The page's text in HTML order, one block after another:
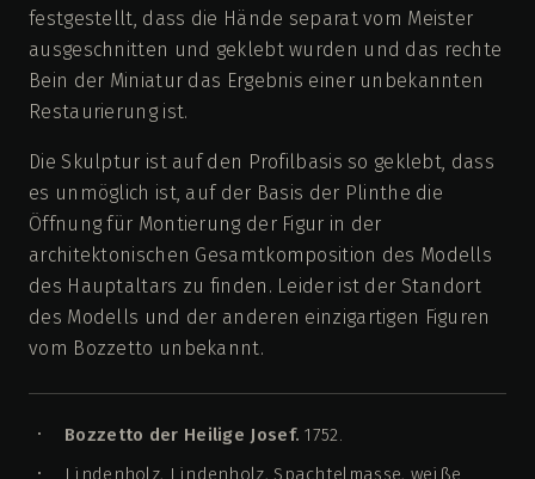
festgestellt, dass die Hände separat vom Meister
ausgeschnitten und geklebt wurden und das rechte
Bein der Miniatur das Ergebnis einer unbekannten
Restaurierung ist.
Die Skulptur ist auf den Profilbasis so geklebt, dass
es unmöglich ist, auf der Basis der Plinthe die
Öffnung für Montierung der Figur in der
architektonischen Gesamtkomposition des Modells
des Hauptaltars zu finden. Leider ist der Standort
des Modells und der anderen einzigartigen Figuren
vom Bozzetto unbekannt.
Bozzetto der Heilige Josef. 1752.
Lindenholz, Lindenholz, Spachtelmasse, weiße